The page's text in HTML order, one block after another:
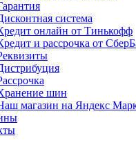
система
онлайн от Тинькофф
и рассрочка от
шин
магазин на Яндекс